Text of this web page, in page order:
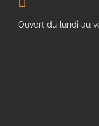
Ouvert du lundi au